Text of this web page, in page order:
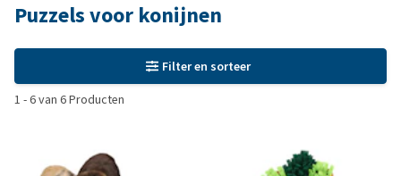
Puzzels voor konijnen
Filter en sorteer
1 -6van 6Producten